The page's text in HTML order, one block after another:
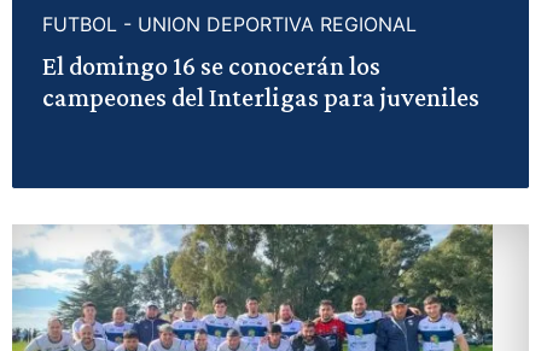
FUTBOL - UNION DEPORTIVA REGIONAL
El domingo 16 se conocerán los
campeones del Interligas para juveniles